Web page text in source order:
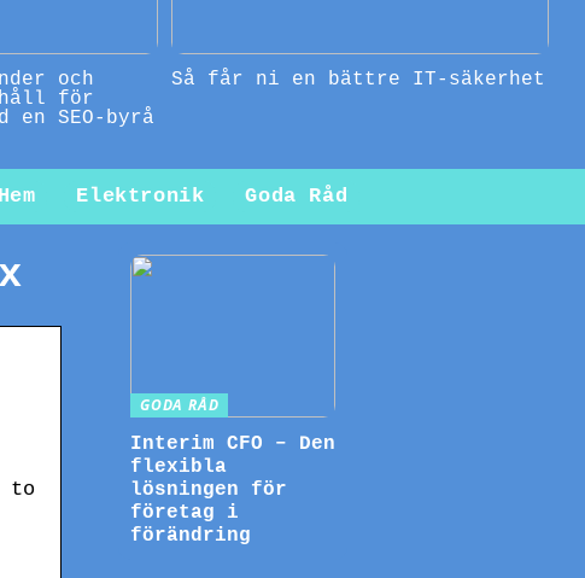
och
för
en SEO-byrå
Så får ni en bättre IT-säkerhet
Hem Elektronik Goda Råd
to
GODA RÅD
Interim CFO – Den
flexibla
lösningen för
företag i
förändring